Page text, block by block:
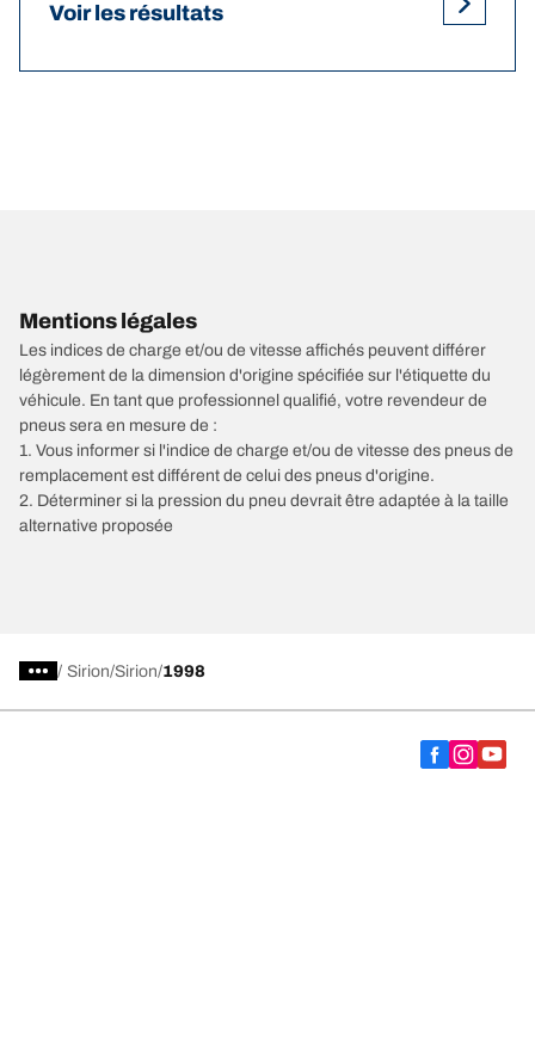
Voir les résultats
Mentions légales
Les indices de charge et/ou de vitesse affichés peuvent différer
légèrement de la dimension d'origine spécifiée sur l'étiquette du
véhicule. En tant que professionnel qualifié, votre revendeur de
pneus sera en mesure de :
1. Vous informer si l'indice de charge et/ou de vitesse des pneus de
remplacement est différent de celui des pneus d'origine.
2. Déterminer si la pression du pneu devrait être adaptée à la taille
alternative proposée
/ Sirion Sirion 1998